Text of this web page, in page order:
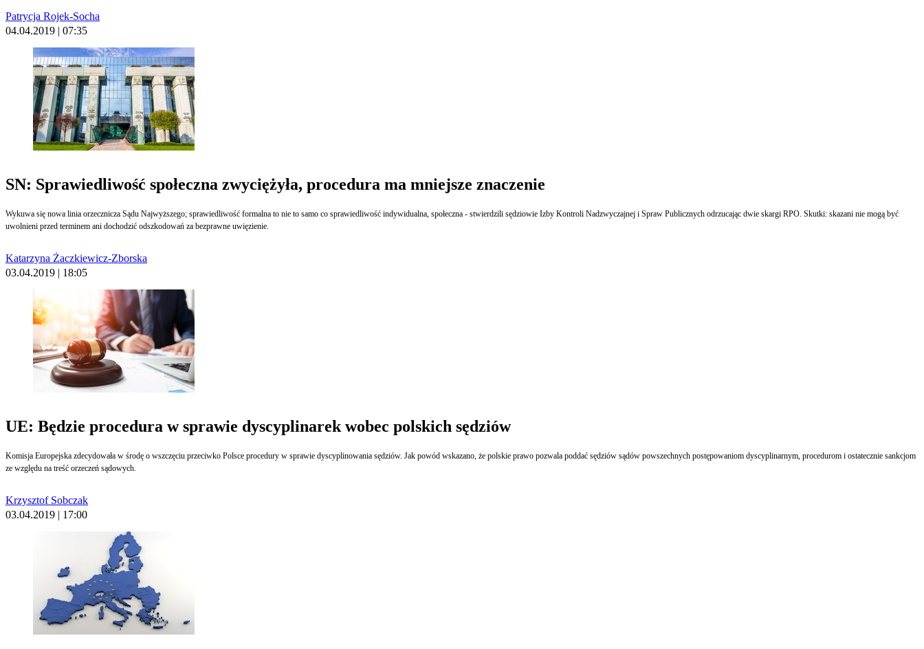
Patrycja Rojek-Socha
04.04.2019 | 07:35
SN: Sprawiedliwość społeczna zwyciężyła, procedura ma mniejsze znaczenie
Wykuwa się nowa linia orzecznicza Sądu Najwyższego; sprawiedliwość formalna to nie to samo co sprawiedliwość indywidualna, społeczna - stwierdzili sędziowie Izby Kontroli Nadzwyczajnej i Spraw Publicznych odrzucając dwie skargi RPO. Skutki: skazani nie mogą być
uwolnieni przed terminem ani dochodzić odszkodowań za bezprawne uwięzienie.
Katarzyna Żaczkiewicz-Zborska
03.04.2019 | 18:05
UE: Będzie procedura w sprawie dyscyplinarek wobec polskich sędziów
Komisja Europejska zdecydowała w środę o wszczęciu przeciwko Polsce procedury w sprawie dyscyplinowania sędziów. Jak powód wskazano, że polskie prawo pozwala poddać sędziów sądów powszechnych postępowaniom dyscyplinarnym, procedurom i ostatecznie sankcjom
ze względu na treść orzeczeń sądowych.
Krzysztof Sobczak
03.04.2019 | 17:00